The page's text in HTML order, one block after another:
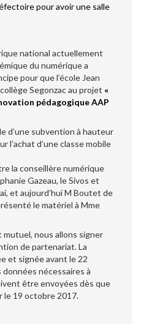
pour avoir une salle
national actuellement
du numérique a
pour que l’école Jean
Segonzac au projet «
pédagogiqueAAP
d’une subvention à hauteur
l’achat d’une classe mobile
la conseillère numérique
Gazeau, le Sivos et
et aujourd’hui M Boutet de
le matériel à Mme
nous allons signer
de partenariat. La
et signée avant le 22
données nécessaires à
être envoyées dès que
le 19 octobre 2017.